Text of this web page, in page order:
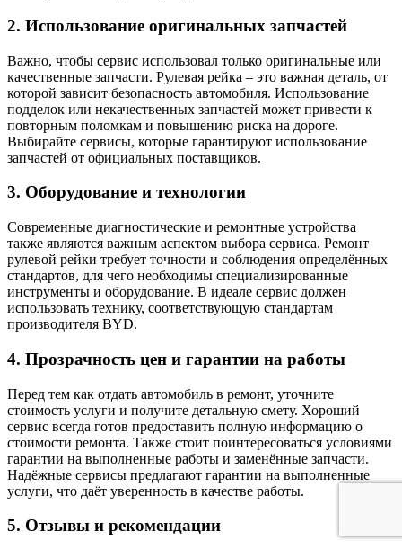
2. Использование оригинальных запчастей
Важно, чтобы сервис использовал только оригинальные или
качественные запчасти. Рулевая рейка – это важная деталь, от
которой зависит безопасность автомобиля. Использование
подделок или некачественных запчастей может привести к
повторным поломкам и повышению риска на дороге.
Выбирайте сервисы, которые гарантируют использование
запчастей от официальных поставщиков.
3. Оборудование и технологии
Современные диагностические и ремонтные устройства
также являются важным аспектом выбора сервиса. Ремонт
рулевой рейки требует точности и соблюдения определённых
стандартов, для чего необходимы специализированные
инструменты и оборудование. В идеале сервис должен
использовать технику, соответствующую стандартам
производителя BYD.
4. Прозрачность цен и гарантии на работы
Перед тем как отдать автомобиль в ремонт, уточните
стоимость услуги и получите детальную смету. Хороший
сервис всегда готов предоставить полную информацию о
стоимости ремонта. Также стоит поинтересоваться условиями
гарантии на выполненные работы и заменённые запчасти.
Надёжные сервисы предлагают гарантии на выполненные
услуги, что даёт уверенность в качестве работы.
5. Отзывы и рекомендации